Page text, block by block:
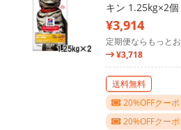
キン 1.25kg×2個
¥3,914
定期便ならもっとお
¥3,718
送料無料
20%OFFクー
20%OFFクー